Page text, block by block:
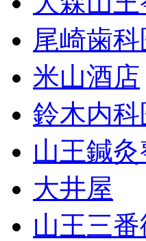
尾崎歯
米山酒店
鈴木内科
山王鍼
大井屋
山王三番